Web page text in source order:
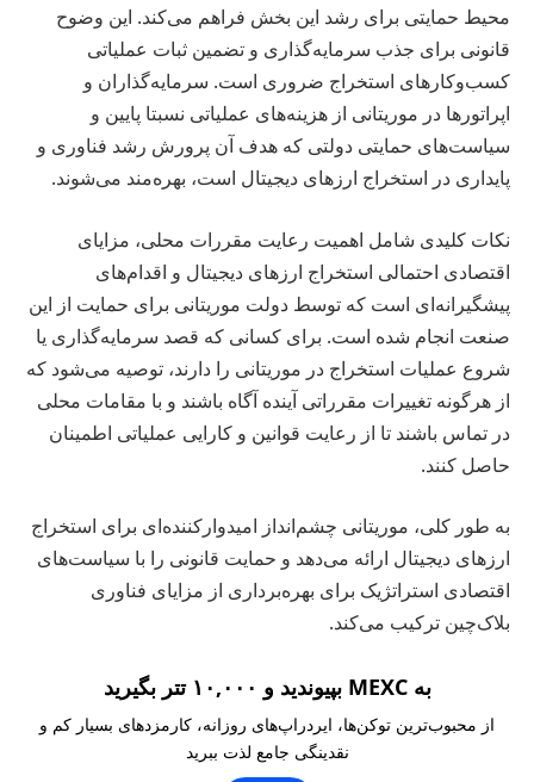
محیط حمایتی برای رشد این بخش فراهم می‌کند. این وضوح
قانونی برای جذب سرمایه‌گذاری و تضمین ثبات عملیاتی
کسب‌وکارهای استخراج ضروری است. سرمایه‌گذاران و
اپراتورها در موریتانی از هزینه‌های عملیاتی نسبتا پایین و
سیاست‌های حمایتی دولتی که هدف آن پرورش رشد فناوری و
پایداری در استخراج ارزهای دیجیتال است، بهره‌مند می‌شوند.
نکات کلیدی شامل اهمیت رعایت مقررات محلی، مزایای
اقتصادی احتمالی استخراج ارزهای دیجیتال و اقدام‌های
پیشگیرانه‌ای است که توسط دولت موریتانی برای حمایت از این
صنعت انجام شده است. برای کسانی که قصد سرمایه‌گذاری یا
شروع عملیات استخراج در موریتانی را دارند، توصیه می‌شود که
از هرگونه تغییرات مقرراتی آینده آگاه باشند و با مقامات محلی
در تماس باشند تا از رعایت قوانین و کارایی عملیاتی اطمینان
حاصل کنند.
به طور کلی، موریتانی چشم‌انداز امیدوارکننده‌ای برای استخراج
ارزهای دیجیتال ارائه می‌دهد و حمایت قانونی را با سیاست‌های
اقتصادی استراتژیک برای بهره‌برداری از مزایای فناوری
بلاک‌چین ترکیب می‌کند.
به MEXC بپیوندید و ۱۰,۰۰۰ تتر بگیرید
از محبوب‌ترین توکن‌ها، ایردراپ‌های روزانه، کارمزدهای بسیار کم و
نقدینگی جامع لذت ببرید